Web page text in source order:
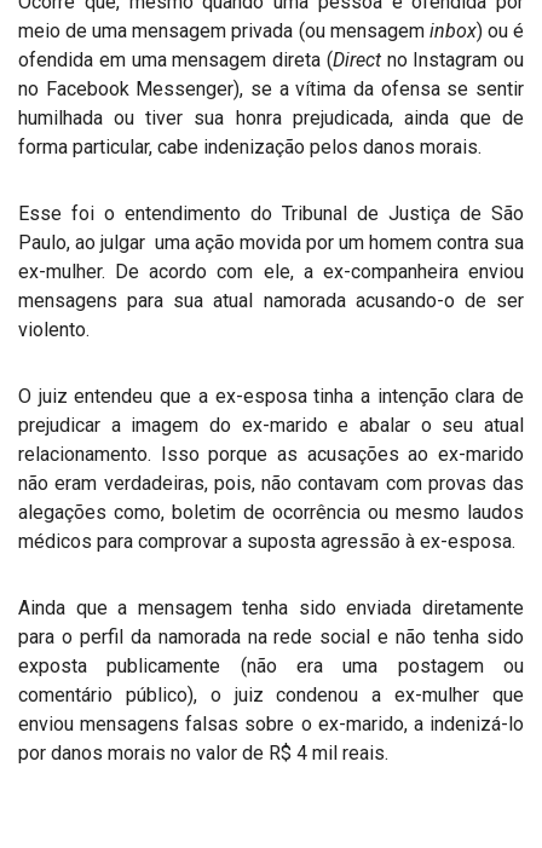
meio de uma mensagem privada (ou mensagem inbox) ou é
ofendida em uma mensagem direta (Directno Instagram ou
no Facebook Messenger), se a vítima da ofensa se sentir
humilhada ou tiver sua honra prejudicada, ainda que de
forma particular, cabe indenização pelos danos morais.
Esse foi o entendimento do Tribunal de Justiça de São
Paulo, ao julgar uma ação movida por um homem contra sua
ex-mulher. De acordo com ele, a ex-companheira enviou
mensagens para sua atual namorada acusando-o de ser
violento.
O juiz entendeu que a ex-esposa tinha a intenção clara de
prejudicar a imagem do ex-marido e abalar o seu atual
relacionamento. Isso porque as acusações ao ex-marido
não eram verdadeiras, pois, não contavam com provas das
alegações como, boletim de ocorrência ou mesmo laudos
médicos para comprovar a suposta agressão à ex-esposa.
Ainda que a mensagem tenha sido enviada diretamente
para o perfil da namorada na rede social e não tenha sido
exposta publicamente (não era uma postagem ou
comentário público), o juiz condenou a ex-mulher que
enviou mensagens falsas sobre o ex-marido, a indenizá-lo
por danos morais no valor de R$ 4 mil reais.